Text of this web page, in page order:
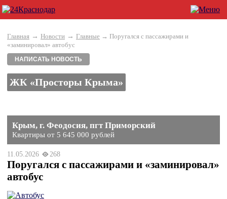
Главная → Новости → Главные → Поругался с пассажирами и
«заминировал» автобус
НАПИСАТЬ НОВОСТЬ
ЖК «Просторы Крыма»
Крым, г. Феодосия, пгт Приморский
Квартиры от 5 645 000 рублей
11.05.2026 268
Поругался с пассажирами и «заминировал»
автобус